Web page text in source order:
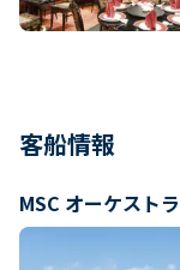
客船情報
MSC オーケストラ